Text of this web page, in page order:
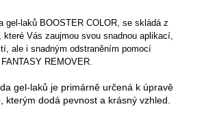
gel-laků BOOSTER COLOR, se skládá z
které Vás zaujmou svou snadnou aplikací,
ale i snadným odstraněním pomocí
REMOVER.
gel-laků je primárně určená k úpravě
kterým dodá pevnost a krásný vzhled.